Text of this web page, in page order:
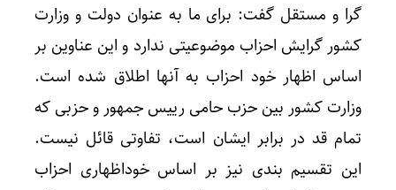
گرا و مستقل گفت: برای ما به عنوان دولت و وزارت
کشور گرایش احزاب موضوعیتی ندارد و این عناوین بر
اساس اظهار خود احزاب به آنها اطلاق شده است.
وزارت کشور بین حزب حامی رییس جمهور و حزبی که
تمام قد در برابر ایشان است، تفاوتی قائل نیست.
این تقسیم بندی نیز بر اساس خوداظهاری احزاب